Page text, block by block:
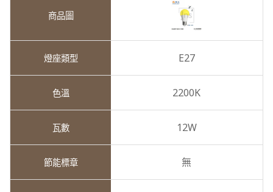
E27
2200K
12W
無